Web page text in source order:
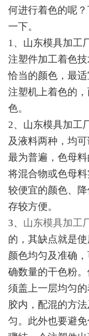
何进行着色的呢
一下。
1、山东模具加工
注塑件加工着色
恰当的颜色，最
注塑机上着色的
色。
2、山东模具加工
及液料两种，均
最为普遍，色母
将混合物或色母
较便宜的颜色、
存较方便。
3、 山东模具加工
的，其缺点就是
颜色均匀及准确
确数量的干色粉
须盖上一层均匀
胶内，配混的方
匀。此外也要避